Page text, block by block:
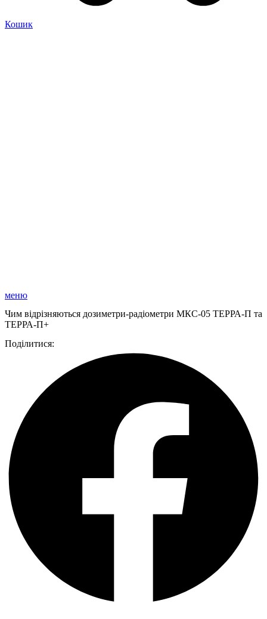
Кошик
меню
Чим відрізняються дозиметри-радіометри МКС-05 ТЕРРА-П та
ТЕРРА-П+
Поділитися: